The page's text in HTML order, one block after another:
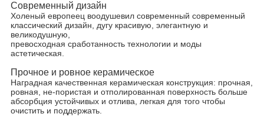
Современный дизайн
Холеный европеец воодушевил современный современный
классический дизайн, дугу красивую, элегантную и
великодушную,
превосходная сработанность технологии и моды
астетическая.
Прочное и ровное керамическое
Наградная качественная керамическая конструкция: прочная,
ровная, не-пористая и отполированная поверхность больше
абсорбция устойчивых и отлива, легкая для того чтобы
очистить и поддержать.